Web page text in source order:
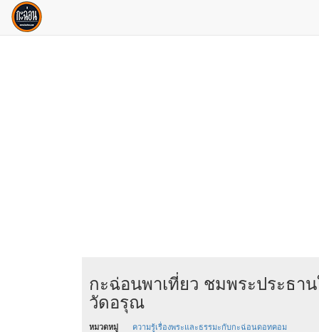
กะฉ่อนพาเที่ยว ชมพระประธา
วัดอรุณ
หมวดหมู่
ความรู้เรื่องพระและธรรมะกับกะฉ่อนดอทคอม